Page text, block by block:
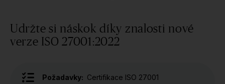
Udržte si náskok díky znalosti nové
verze ISO 27001:2022
Požadavky: Certifikace ISO 27001